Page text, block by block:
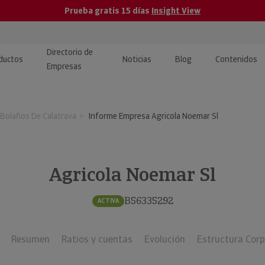
Prueba gratis 15 días Insight View
· Recuperación de
Directorio de
Empresas
Noticias Blog Contenidos
y tutoriales
Investigada
De Calatrava Informe Empresa Agricola Noemar Sl
Agricola Noemar Sl
ACTIVA B56335292
Resumen Ratios y cuentas Evolución Estructura